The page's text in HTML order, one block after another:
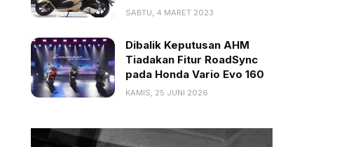
SABTU, 4 MARET 2023
Dibalik Keputusan AHM
Tiadakan Fitur RoadSync
pada Honda Vario Evo 160
KAMIS, 25 JUNI 2026